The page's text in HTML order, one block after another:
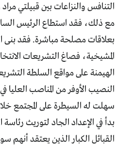
التنافس والنزاعات بين قبيلتي
مع ذلك، فقد استطاع الرئيس
بعلاقات مصلحة مباشرة. فقد بنى
المشيخية، فصاغ التشريعات
الهيمنة على مواقع السلطة
النصيب الأوفر من المناصب العليا
القبائل الكبار الذين يعتقد